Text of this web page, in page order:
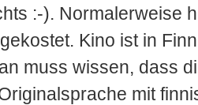
:-). Normalerweise
Kino ist in
muss wissen, dass
mit